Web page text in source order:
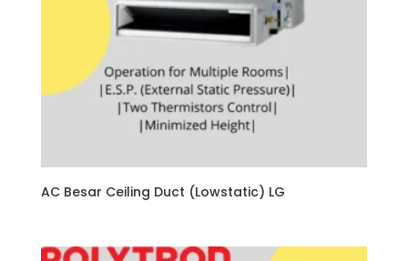
AC Besar Ceiling Duct (Lowstatic) LG